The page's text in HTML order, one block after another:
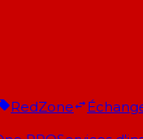
RedZone